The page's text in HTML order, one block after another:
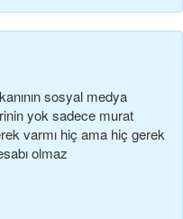
sosyal medya
yok sadece murat
varmı hiç ama hiç gerek
olmaz